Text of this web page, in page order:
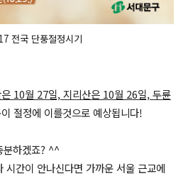
전국 단풍절정시기
10월 27일, 지리산은 10월 26일, 두륜
절정에 이를것으로 예상됩니다!
분하겠죠? ^^
시간이 안나신다면 가까운 서울 근교에